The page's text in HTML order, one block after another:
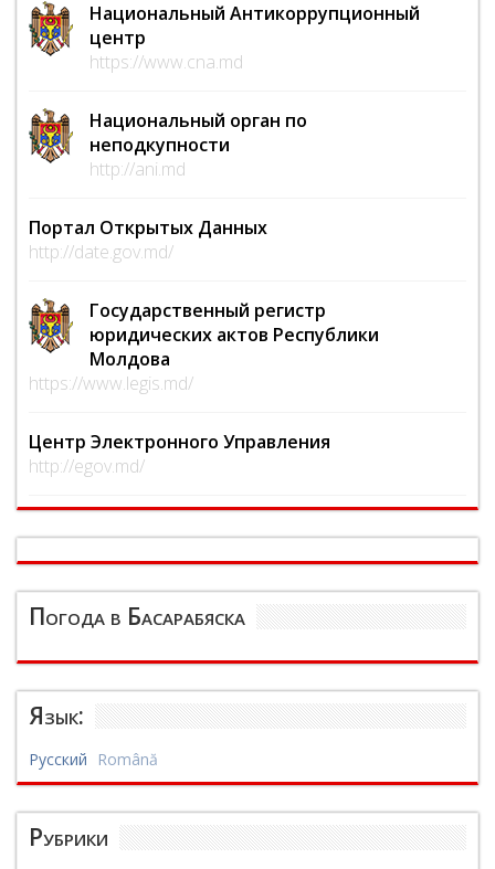
Национальный Антикоррупционный
центр
https://www.cna.md
Национальный орган по
неподкупности
http://ani.md
Портал Открытых Данных
http://date.gov.md/
Государственный регистр
юридических актов Республики
Молдова
https://www.legis.md/
Центр Электронного Управления
http://egov.md/
Погода в Басарабяска
Язык:
Русский Română
Рубрики